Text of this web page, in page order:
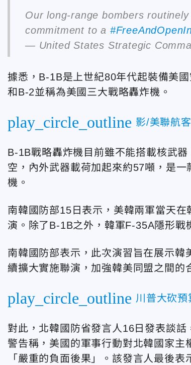
Our long-range bombers
commitment to a
— United States Strategic
據悉，B-1B是上世紀80年代起裝備美
和B-2並稱為美國三大戰略轟炸機。
play_circle_outline 影/美聯航
B-1B戰略轟炸機目前雖不能搭載核武
空，內外武器載荷加起來約57噸，是
機。
南韓國防部15日表示，美韓兩軍當天
演。除了B-1B之外，韓軍F-35A隱形戰
南韓國防部表示，此次演習旨在展示
續擴大實施聯演，加強韓美同盟之間的
play_circle_outline 川普大砍
對此，北韓國防省發言人16日發表談
警告稱，美國的軍事行動對北韓國家
「嚴重的負面後果」。該發言人最後